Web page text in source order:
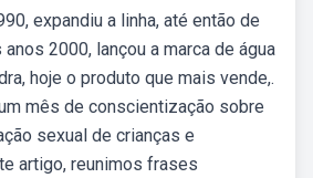
expandiu a linha, até então de
2000, lançou a marca de água
hoje o produto que mais vende,.
mês de conscientização sobre
sexual de crianças e
artigo, reunimos frases